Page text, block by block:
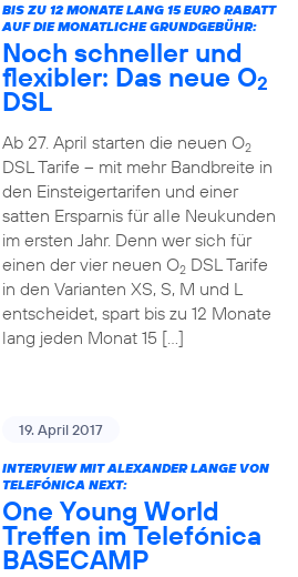
BIS ZU 12 MONATE LANG 15 EURO RABATT
AUF DIE MONATLICHE GRUNDGEBÜHR:
Noch schneller und
flexibler: Das neue O2
DSL
Ab 27. April starten die neuen O2
DSL Tarife – mit mehr Bandbreite in
den Einsteigertarifen und einer
satten Ersparnis für alle Neukunden
im ersten Jahr. Denn wer sich für
einen der vier neuen O2DSL Tarife
in den Varianten XS, S, M und L
entscheidet, spart bis zu 12 Monate
lang jeden Monat 15 […]
19. April 2017
INTERVIEW MIT ALEXANDER LANGE VON
TELEFÓNICA NEXT:
One Young World
Treffen im Telefónica
BASECAMP